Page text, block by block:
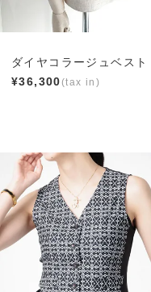
ダイヤコラージュベスト
¥36,300